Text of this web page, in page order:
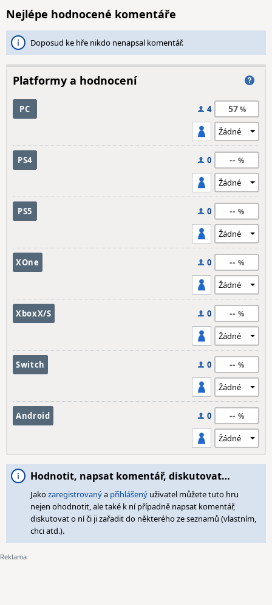
Nejlépe hodnocené komentáře
Doposud ke hře nikdo nenapsal komentář.
Platformy a hodnocení
PC 4 57
PS4 0 --
PS5 0 --
XOne 0 --
XboxX/S 0 --
Switch 0 --
Android 0 --
Hodnotit, napsat komentář, diskutovat…
Jakozaregistrovanýa přihlášený uživatel můžete tuto hru
nejen ohodnotit, ale také k ní případně napsat komentář,
diskutovat o ní či ji zařadit do některého ze seznamů (vlastním,
chci atd.).